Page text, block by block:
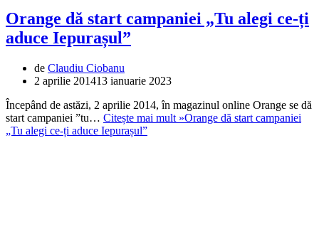
Orange dă start campaniei „Tu alegi ce-ți
aduce Iepurașul”
de Claudiu Ciobanu
2 aprilie 201413 ianuarie 2023
Începând de astăzi, 2 aprilie 2014, în magazinul online Orange se dă
start campaniei ”tu… Citește mai mult »Orange dă start campaniei
„Tu alegi ce-ți aduce Iepurașul”